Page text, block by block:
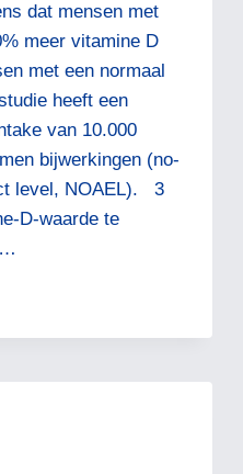
dat mensen met
meer vitamine D
met een normaal
heeft een
van 10.000
bijwerkingen (no-
level, NOAEL). 3
D-waarde te